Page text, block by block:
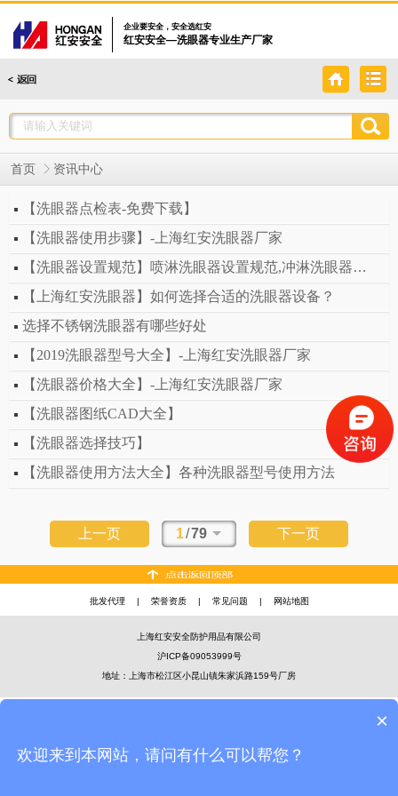
企业要安全，安全选红安
红安安全—洗眼器专业生产厂家
首页 资讯中心
【洗眼器点检表-免费下载】
【洗眼器使用步骤】-上海红安洗眼器厂家
【洗眼器设置规范】喷淋洗眼器设置规范,冲淋洗眼器设置规范
【上海红安洗眼器】如何选择合适的洗眼器设备？
选择不锈钢洗眼器有哪些好处
【2019洗眼器型号大全】-上海红安洗眼器厂家
【洗眼器价格大全】-上海红安洗眼器厂家
【洗眼器图纸CAD大全】
【洗眼器选择技巧】
【洗眼器使用方法大全】各种洗眼器型号使用方法
上一页 1/79 下一页
批发代理 | 荣誉资质 | 常见问题 | 网站地图
上海红安安全防护用品有限公司
沪ICP备09053999号
地址：上海市松江区小昆山镇朱家浜路159号厂房
×
欢迎来到本网站，请问有什么可以帮您？